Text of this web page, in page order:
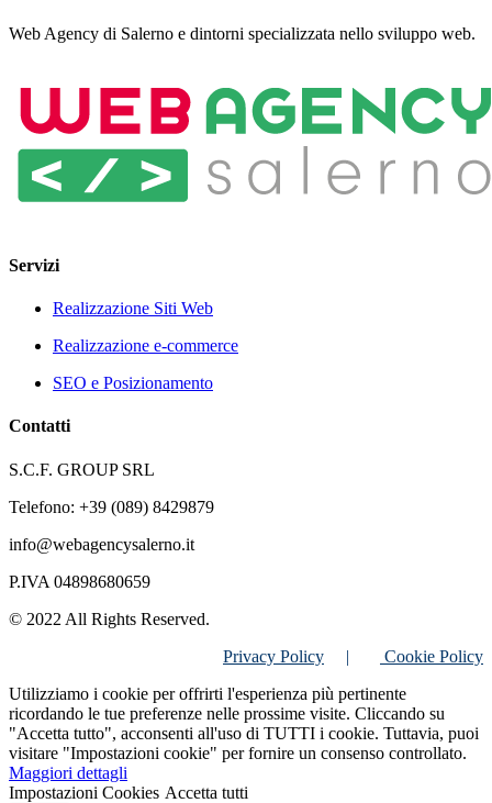
Web Agency di Salerno e dintorni specializzata nello sviluppo web.
Servizi
Realizzazione Siti Web
Realizzazione e-commerce
SEO e Posizionamento
Contatti
S.C.F. GROUP SRL
Telefono: +39 (089) 8429879
info@webagencysalerno.it
P.IVA 04898680659
© 2022 All Rights Reserved.
Privacy Policy |
Cookie Policy
Utilizziamo i cookie per offrirti l'esperienza più pertinente
ricordando le tue preferenze nelle prossime visite. Cliccando su
"Accetta tutto", acconsenti all'uso di TUTTI i cookie. Tuttavia, puoi
visitare "Impostazioni cookie" per fornire un consenso controllato.
Maggiori dettagli
Impostazioni Cookies Accetta tutti